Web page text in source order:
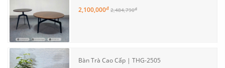
2,100,000đ 2,484,790đ
Bàn Trà Cao Cấp | THG-2505